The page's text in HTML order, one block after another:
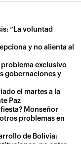
“La voluntad
y no alienta al
problema exclusivo
gobernaciones y
el martes a la
Paz
Monseñor
problemas en
de Bolivia: